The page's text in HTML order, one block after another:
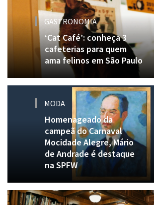
GASTRONOMIA
‘Cat Café’: conheça 3
cafeterias para quem
ama felinos em São Paulo
MODA
Homenageado da
campeã do Carnaval
Mocidade Alegre, Mário
de Andrade é destaque
na SPFW